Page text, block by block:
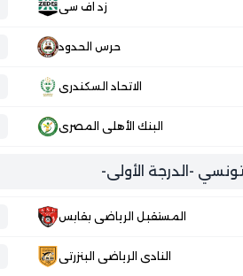
زد اف سي
حرس الحدود
الاتحاد السكندري
البنك الأهلي المصري
-الدرجة الأولى-
المستقبل الرياضي بقابس
النادي الرياضي البنزرتي